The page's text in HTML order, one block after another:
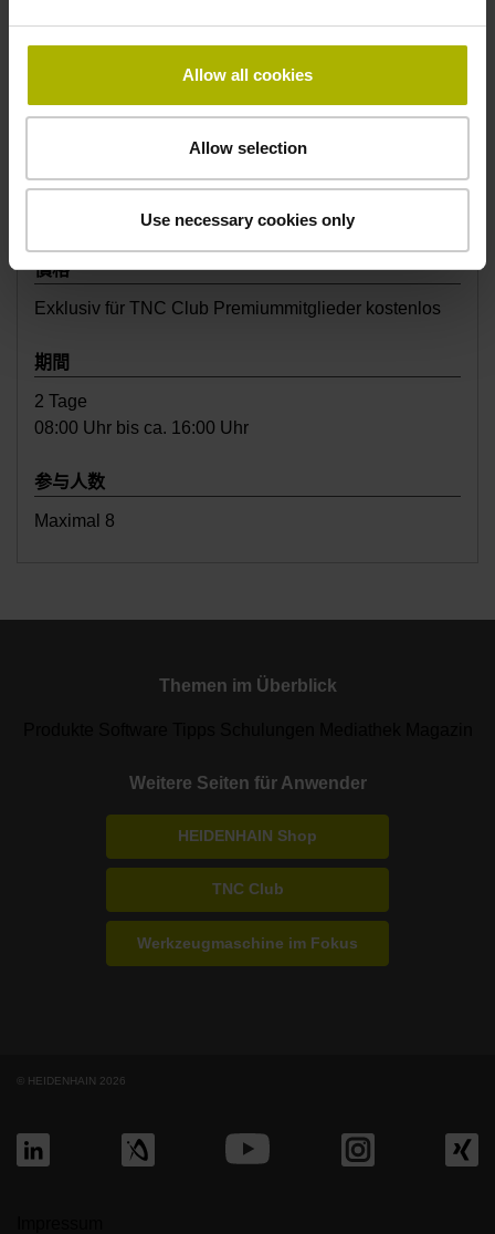
Allow all cookies
Allow selection
Use necessary cookies only
地點
Ludwig-Erhard-Ring 12
15827 Blankenfelde-Mahlow
價格
Exklusiv für TNC Club Premiummitglieder kostenlos
期間
2 Tage
08:00 Uhr bis ca. 16:00 Uhr
参与人数
Maximal 8
Themen im Überblick
Weitere Seiten für Anwender
HEIDENHAIN Shop
TNC Club
Werkzeugmaschine im Fokus
© HEIDENHAIN 2026